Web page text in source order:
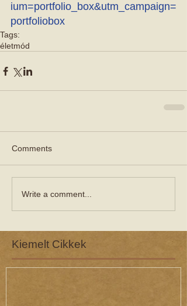
ium=portfolio_box&utm_campaign=
portfoliobox
Tags:
életmód
Comments
Write a comment...
Kiemelt Cikkek